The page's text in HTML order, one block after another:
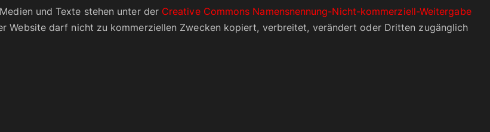
und Texte stehen unter der Creative Commons Namensnennung-Nicht-kommerziell-Weitergabe
Website darf nicht zu kommerziellen Zwecken kopiert, verbreitet, verändert oder Dritten zugänglich